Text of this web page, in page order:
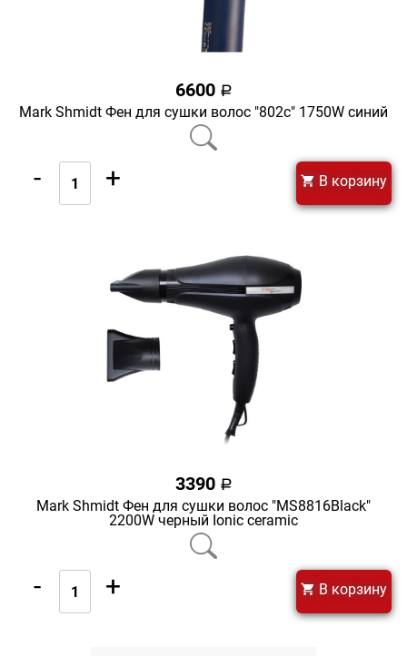
6600 a
Mark Shmidt Фен для сушки волос "802с" 1750W синий
- + В корзину
3390 a
Mark Shmidt Фен для сушки волос "MS8816Black"
2200W черный Ionic ceramic
- + В корзину